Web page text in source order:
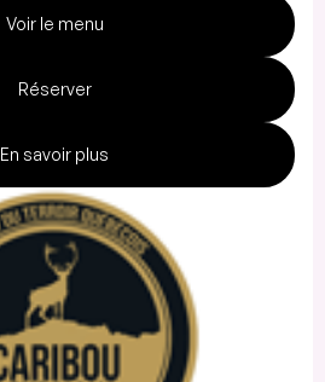
Voir le menu
Réserver
En savoir plus